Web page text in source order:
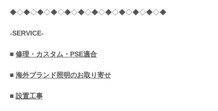
◆◇◆◇◆◇◆◇◆◇◆◇◆◇◆◇◆◇◆◇◆◇◆
-SERVICE-
■ 修理・カスタム・PSE適合
■ 海外ブランド照明のお取り寄せ
■ 設置工事